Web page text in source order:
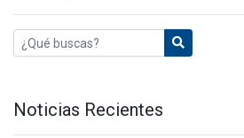
Noticias Recientes